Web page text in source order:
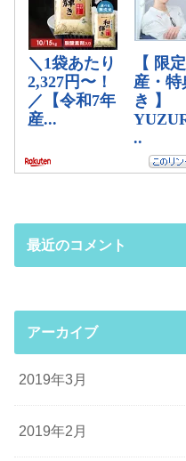
最近のコメント
アーカイブ
2019年3月
2019年2月